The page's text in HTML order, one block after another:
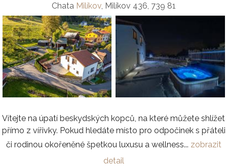
Chata Milíkov, Milíkov 436, 739 81
Vítejte na úpatí beskydských kopců, na které můžete shlížet
přímo z vířivky. Pokud hledáte místo pro odpočinek s přáteli
či rodinou okořeněné špetkou luxusu a wellness... zobrazit
detail